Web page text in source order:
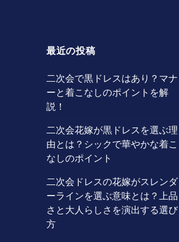
最近の投稿
二次会で黒ドレスはあり？マナ
ーと着こなしのポイントを解
説！
二次会花嫁が黒ドレスを選ぶ理
由とは？シックで華やかな着こ
なしのポイント
二次会ドレスの花嫁がスレンダ
ーラインを選ぶ意味とは？上品
さと大人らしさを演出する選び
方